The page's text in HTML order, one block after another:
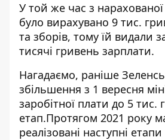
У той же час з
було вирахувано 9 тис.
та зборів, тому їй видали
тисячі гривень зарплати.
Нагадаємо, раніше
збільшення з 1 вересня
заробітної плати до 5
етап.Протягом 2021 року
реалізовані наступні